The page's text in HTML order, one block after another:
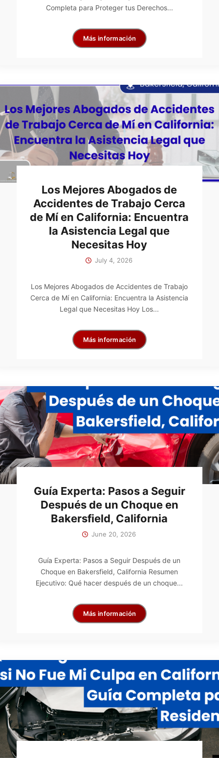
Completa para Proteger tus Derechos...
Más información
Los Mejores Abogados de
Accidentes de Trabajo Cerca
de Mí en California: Encuentra
la Asistencia Legal que
Necesitas Hoy
July 4, 2026
Los Mejores Abogados de Accidentes de Trabajo
Cerca de Mí en California: Encuentra la Asistencia
Legal que Necesitas Hoy Los...
Más información
Guía Experta: Pasos a Seguir
Después de un Choque en
Bakersfield, California
June 20, 2026
Guía Experta: Pasos a Seguir Después de un
Choque en Bakersfield, California Resumen
Ejecutivo: Qué hacer después de un choque...
Más información